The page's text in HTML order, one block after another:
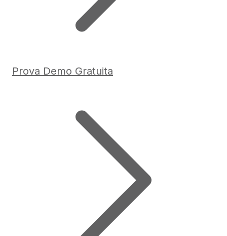
Prova Demo Gratuita